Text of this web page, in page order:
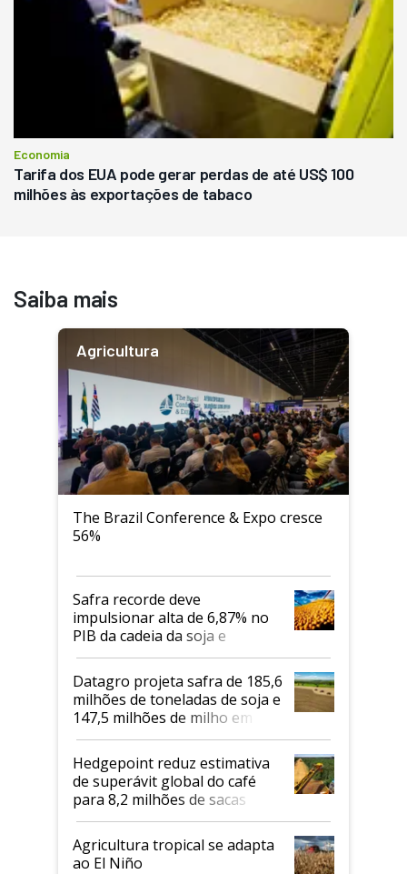
Economia
Tarifa dos EUA pode gerar perdas de até US$ 100
milhões às exportações de tabaco
Saiba mais
Agricultura
The Brazil Conference & Expo cresce
56%
Safra recorde deve
impulsionar alta de 6,87% no
PIB da cadeia da soja e
biodiesel em 2026
Datagro projeta safra de 185,6
milhões de toneladas de soja e
147,5 milhões de milho em
2026/27
Hedgepoint reduz estimativa
de superávit global do café
para 8,2 milhões de sacas
Agricultura tropical se adapta
ao El Niño